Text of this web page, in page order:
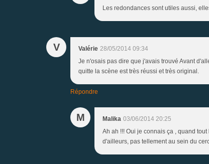
Les redondances sont utiles aussi,
V Valérie 28/05/2014 09:34
Je n'osais pas dire que j'avais trouvé Avant
quitte la scène est très réussi et très original.
Répondre
M Malika 03/06/2014 20:25
Ah ah !!! Oui je connais ça , quand
d'ailleurs, pas tellement au sein du